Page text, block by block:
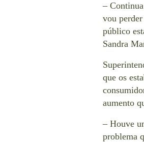
–
vou
público
Sandra
que os
aumento
– Houve
problema